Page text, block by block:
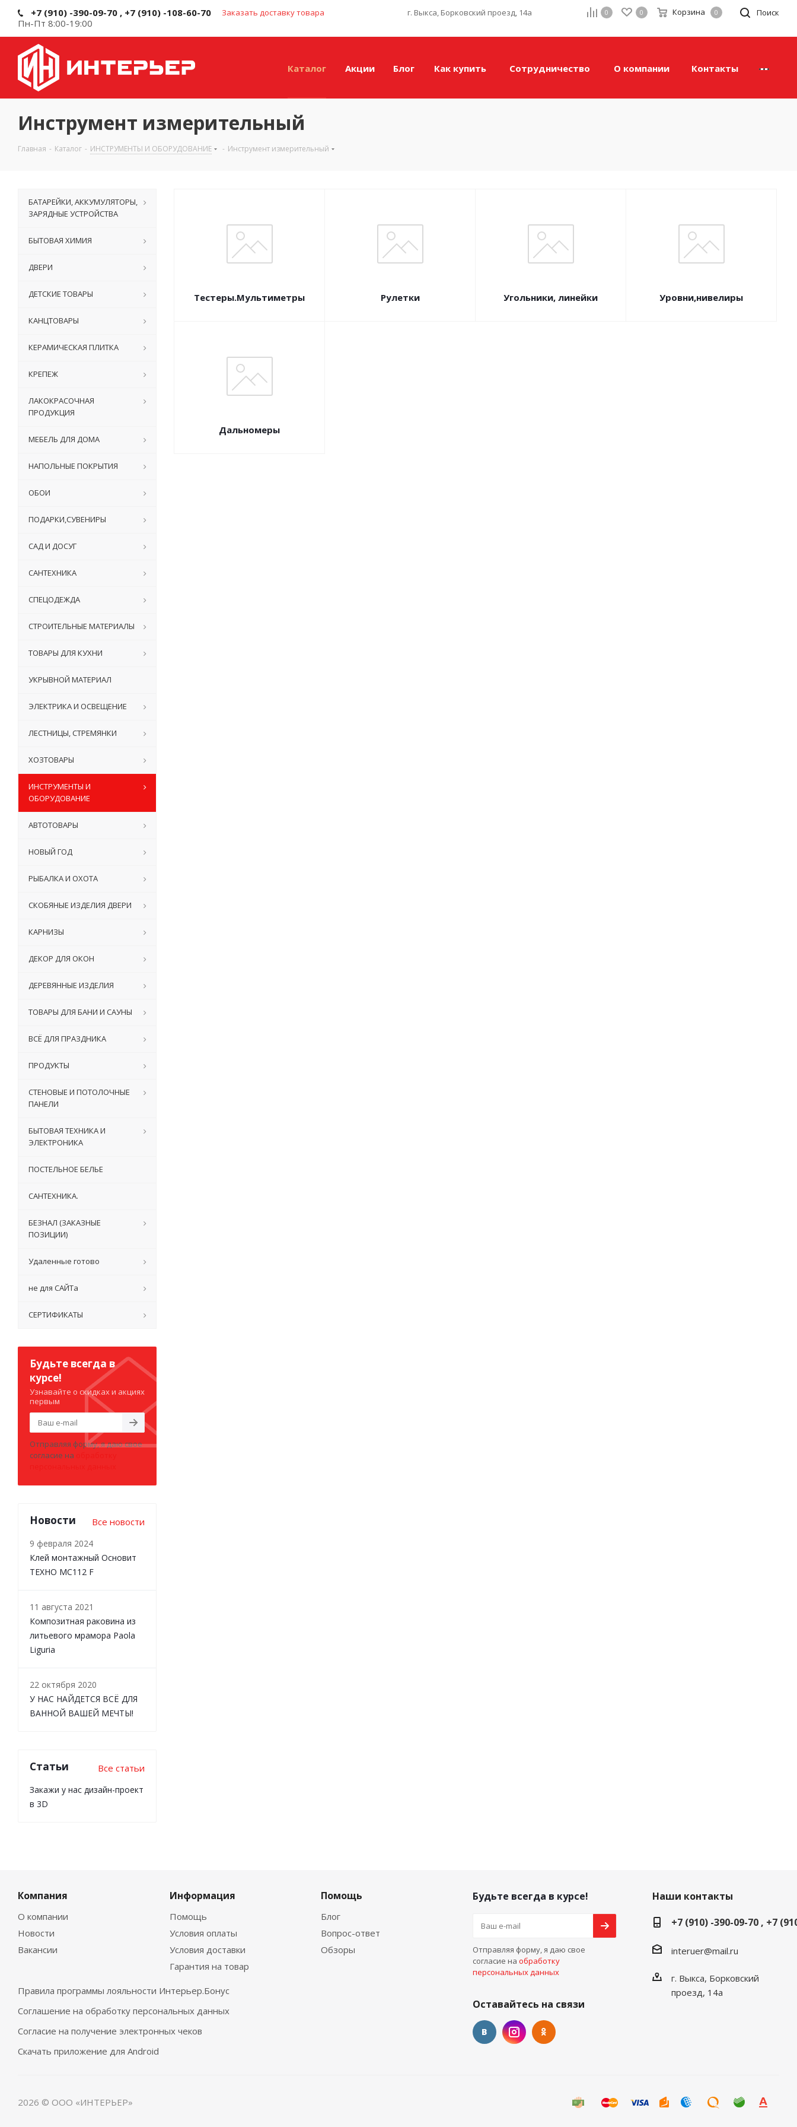
+7 (910) -390-09-70 , +7 (910) -108-60-70 Заказать доставку товара
Пн-Пт 8:00-19:00
г. Выкса, Борковский проезд, 14а Поиск
0 0 Корзина 0
Каталог Акции Блог Как купить Сотрудничество О компании Контакты
Инструмент измерительный
Главная - Каталог - ИНСТРУМЕНТЫ И ОБОРУДОВАНИЕ - Инструмент измерительный
Тестеры.Мультиметры Рулетки Угольники, линейки Уровни,нивелиры
Дальномеры
БАТАРЕЙКИ, АККУМУЛЯТОРЫ,
ЗАРЯДНЫЕ УСТРОЙСТВА
БЫТОВАЯ ХИМИЯ
ДВЕРИ
ДЕТСКИЕ ТОВАРЫ
КАНЦТОВАРЫ
КЕРАМИЧЕСКАЯ ПЛИТКА
КРЕПЕЖ
ЛАКОКРАСОЧНАЯ
ПРОДУКЦИЯ
МЕБЕЛЬ ДЛЯ ДОМА
НАПОЛЬНЫЕ ПОКРЫТИЯ
ОБОИ
ПОДАРКИ,СУВЕНИРЫ
САД И ДОСУГ
САНТЕХНИКА
СПЕЦОДЕЖДА
СТРОИТЕЛЬНЫЕ МАТЕРИАЛЫ
ТОВАРЫ ДЛЯ КУХНИ
УКРЫВНОЙ МАТЕРИАЛ
ЭЛЕКТРИКА И ОСВЕЩЕНИЕ
ЛЕСТНИЦЫ, СТРЕМЯНКИ
ХОЗТОВАРЫ
ИНСТРУМЕНТЫ И
ОБОРУДОВАНИЕ
АВТОТОВАРЫ
НОВЫЙ ГОД
РЫБАЛКА И ОХОТА
СКОБЯНЫЕ ИЗДЕЛИЯ ДВЕРИ
КАРНИЗЫ
ДЕКОР ДЛЯ ОКОН
ДЕРЕВЯННЫЕ ИЗДЕЛИЯ
ТОВАРЫ ДЛЯ БАНИ И САУНЫ
ВСЁ ДЛЯ ПРАЗДНИКА
ПРОДУКТЫ
СТЕНОВЫЕ И ПОТОЛОЧНЫЕ
ПАНЕЛИ
БЫТОВАЯ ТЕХНИКА И
ЭЛЕКТРОНИКА
ПОСТЕЛЬНОЕ БЕЛЬЕ
САНТЕХНИКА.
БЕЗНАЛ (ЗАКАЗНЫЕ
ПОЗИЦИИ)
Удаленные готово
не для САЙТа
СЕРТИФИКАТЫ
Будьте всегда в
курсе!
Узнавайте о скидках и акциях
первым
Отправляя форму, я даю свое
согласие на
Новости Все новости
9 февраля 2024
Клей монтажный Основит
ТЕХНО MC112 F
11 августа 2021
Композитная раковина из
литьевого мрамора Paola
Liguria
22 октября 2020
У НАС НАЙДЕТСЯ ВСЁ ДЛЯ
ВАННОЙ ВАШЕЙ МЕЧТЫ!
Статьи Все статьи
Закажи у нас дизайн-проект
в 3D
Компания
О компании
Новости
Вакансии
Информация
Помощь
Условия оплаты
Условия доставки
Гарантия на товар
Помощь
Блог
Вопрос-ответ
Обзоры
Правила программы лояльности Интерьер.Бонус
Соглашение на обработку персональных данных
Согласие на получение электронных чеков
Скачать приложение для Android
Будьте всегда в курсе!
Отправляя форму, я даю свое
согласие на обработку
персональных данных
Оставайтесь на связи
Наши контакты
+7 (910) -390-09-70 , +7
interuer@mail.ru
г. Выкса, Борковский
проезд, 14а
2026 © ООО «ИНТЕРЬЕР»